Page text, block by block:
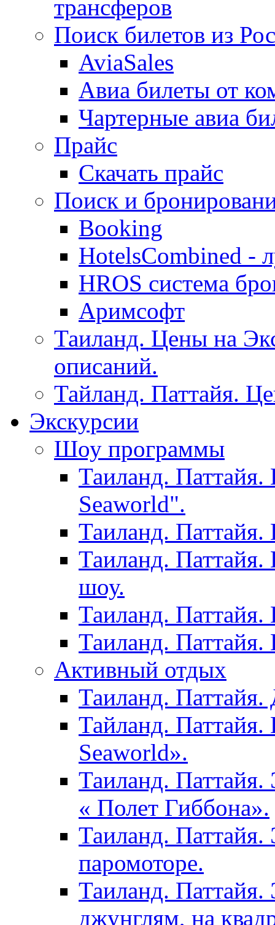
трансферов
Поиск билетов из
AviaSales
Авиа билеты от
Чартерные авиа
Прайс
Скачать прайс
Поиск и
Booking
HotelsCombined -
HROS система
Аримсофт
Таиланд. Цены на
описаний.
Тайланд. Паттайя.
Экскурсии
Шоу программы
Таиланд.
Seaworld".
Таиланд.
Таиланд.
шоу.
Таиланд.
Таиланд. Паттайя.
Активный отдых
Таиланд. Паттайя.
Тайланд.
Seaworld».
Таиланд.
« Полет Гиббона».
Таиланд. Паттайя.
паромоторе.
Таиланд. Паттайя.
джунглям, на